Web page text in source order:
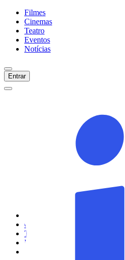
Filmes
Cinemas
Teatro
Eventos
Notícias
Entrar
Cinemas
Teatro
Eventos